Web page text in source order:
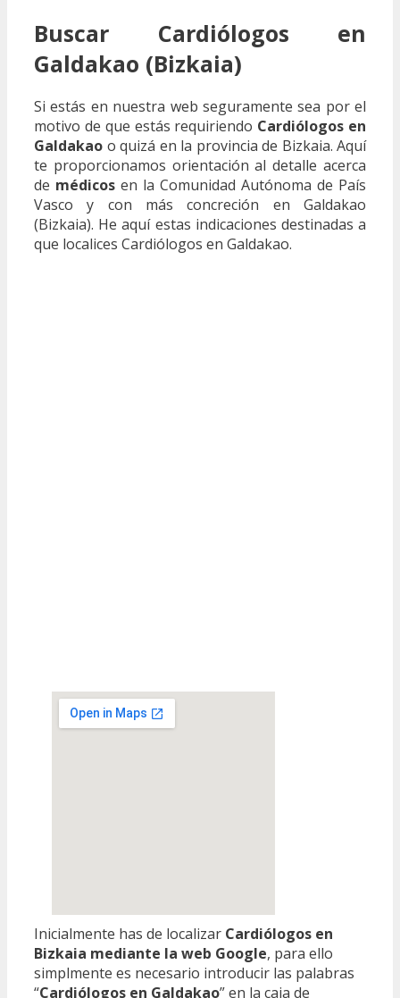
Buscar Cardiólogos en
Galdakao (Bizkaia)
Si estás en nuestra web seguramente sea por el
motivo de que estás requiriendo Cardiólogos en
Galdakao o quizá en la provincia de Bizkaia. Aquí
te proporcionamos orientación al detalle acerca
de médicos en la Comunidad Autónoma de País
Vasco y con más concreción en Galdakao
(Bizkaia). He aquí estas indicaciones destinadas a
que localices Cardiólogos en Galdakao.
Inicialmente has de localizar Cardiólogos en
Bizkaia mediante la web Google, para ello
simplmente es necesario introducir las palabras
“Cardiólogos en Galdakao” en la caja de